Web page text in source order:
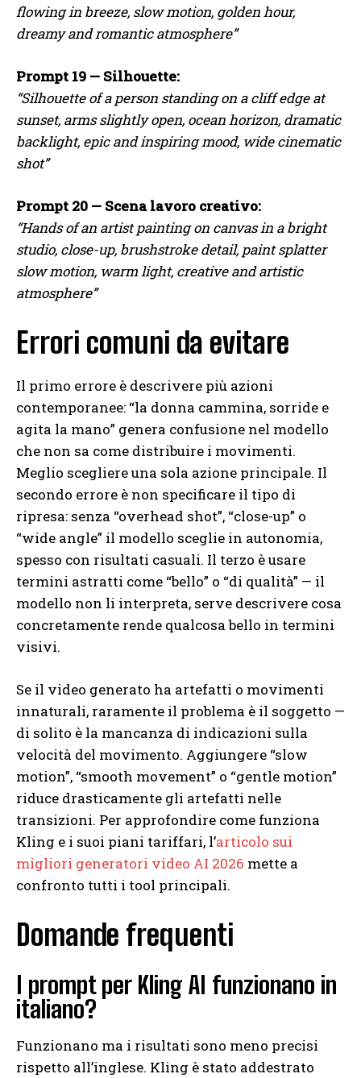
flowing in breeze, slow motion, golden hour,
dreamy and romantic atmosphere”
Prompt 19 — Silhouette:
“Silhouette of a person standing on a cliff edge at
sunset, arms slightly open, ocean horizon, dramatic
backlight, epic and inspiring mood, wide cinematic
shot”
Prompt 20 — Scena lavoro creativo:
“Hands of an artist painting on canvas in a bright
studio, close-up, brushstroke detail, paint splatter
slow motion, warm light, creative and artistic
atmosphere”
Errori comuni da evitare
Il primo errore è descrivere più azioni
contemporanee: “la donna cammina, sorride e
agita la mano” genera confusione nel modello
che non sa come distribuire i movimenti.
Meglio scegliere una sola azione principale. Il
secondo errore è non specificare il tipo di
ripresa: senza “overhead shot”, “close-up” o
“wide angle” il modello sceglie in autonomia,
spesso con risultati casuali. Il terzo è usare
termini astratti come “bello” o “di qualità” — il
modello non li interpreta, serve descrivere cosa
concretamente rende qualcosa bello in termini
visivi.
Se il video generato ha artefatti o movimenti
innaturali, raramente il problema è il soggetto —
di solito è la mancanza di indicazioni sulla
velocità del movimento. Aggiungere “slow
motion”, “smooth movement” o “gentle motion”
riduce drasticamente gli artefatti nelle
transizioni. Per approfondire come funziona
Kling e i suoi piani tariffari, l’articolo sui
migliori generatori video AI 2026 mette a
confronto tutti i tool principali.
Domande frequenti
I prompt per Kling AI funzionano in
italiano?
Funzionano ma i risultati sono meno precisi
rispetto all’inglese. Kling è stato addestrato